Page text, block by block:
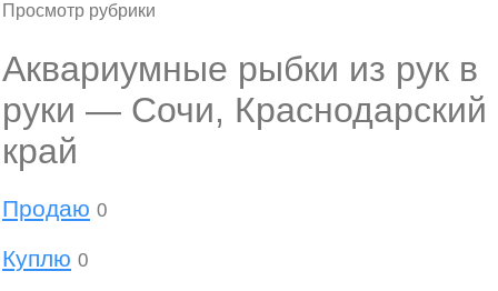
Просмотр рубрики
Аквариумные рыбки из рук в
руки — Сочи, Краснодарский
край
Продаю 0
Куплю 0